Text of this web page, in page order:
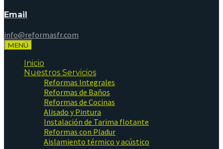
Email
info@reformasfr.com
MENÚ
Inicio
Nuestros Servicios
Reformas Integrales
Reformas de Baños
Reformas de Cocinas
Alisado y Pintura
Instalación de Tarima flotante
Reformas con Pladur
Aislamiento térmico y acústico